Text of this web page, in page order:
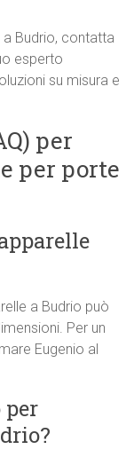
a Budrio, contatta
esperto
su misura e
per
per porte
a Budrio può
Per un
Eugenio al
per